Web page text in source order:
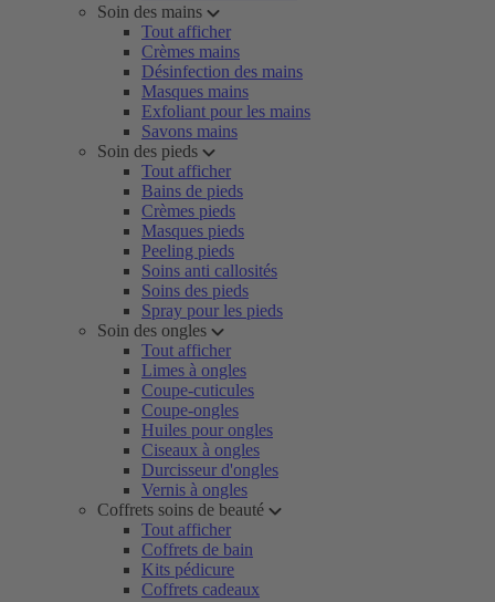
Soin des mains
Tout afficher
Crèmes mains
Désinfection des mains
Masques mains
Exfoliant pour les mains
Savons mains
Soin des pieds
Tout afficher
Bains de pieds
Crèmes pieds
Masques pieds
Peeling pieds
Soins anti callosités
Soins des pieds
Spray pour les pieds
Soin des ongles
Tout afficher
Limes à ongles
Coupe-cuticules
Coupe-ongles
Huiles pour ongles
Ciseaux à ongles
Durcisseur d'ongles
Vernis à ongles
Coffrets soins de beauté
Tout afficher
Coffrets de bain
Kits pédicure
Coffrets cadeaux